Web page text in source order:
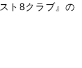
ト8クラブ』の